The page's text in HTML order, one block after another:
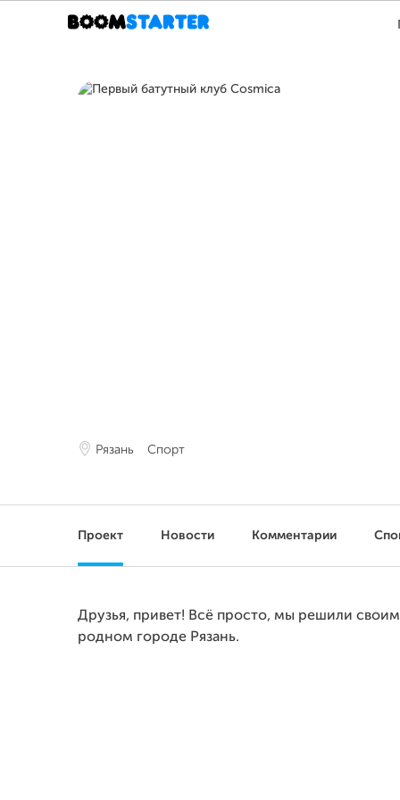
Рязань Спорт
Проект Новости Комментарии
Друзья, привет! Всё просто, мы решили
родном городе Рязань.